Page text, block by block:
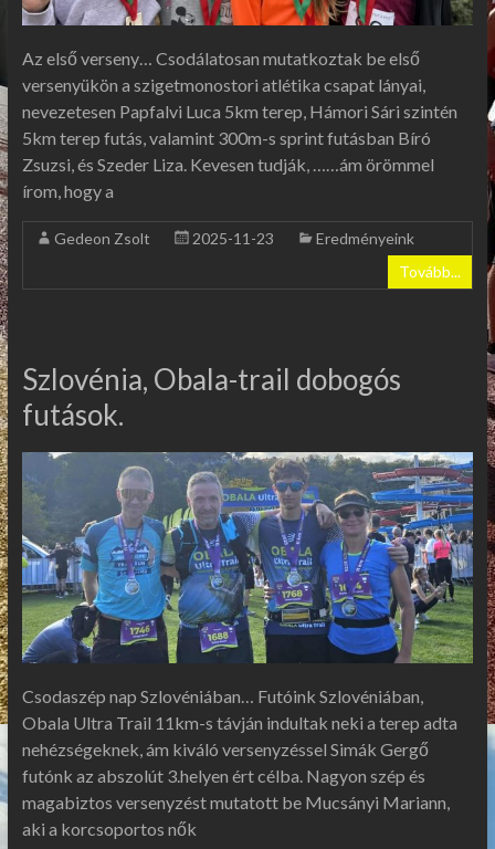
Az első verseny… Csodálatosan mutatkoztak be első
versenyükön a szigetmonostori atlétika csapat lányai,
nevezetesen Papfalvi Luca 5km terep, Hámori Sári szintén
5km terep futás, valamint 300m-s sprint futásban Bíró
Zsuzsi, és Szeder Liza. Kevesen tudják, ……ám örömmel
írom, hogy a
Gedeon Zsolt 2025-11-23
Eredményeink
Tovább...
Szlovénia, Obala-trail dobogós
futások.
Csodaszép nap Szlovéniában… Futóink Szlovéniában,
Obala Ultra Trail 11km-s távján indultak neki a terep adta
nehézségeknek, ám kiváló versenyzéssel Simák Gergő
futónk az abszolút 3.helyen ért célba. Nagyon szép és
magabiztos versenyzést mutatott be Mucsányi Mariann,
aki a korcsoportos nők